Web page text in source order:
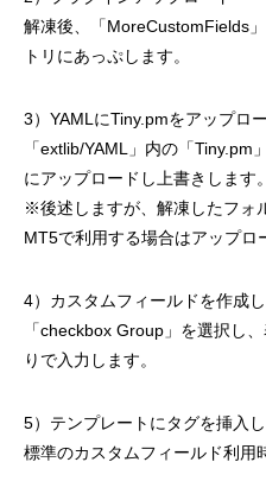
解凍後、「MoreCustomFields
トリにあっぷします。
3）YAMLにTiny.pmをアップロ
「extlib/YAML」内の「Tiny.pm
にアップロードし上書きします。
※後述しますが、解凍したフォ
MT5で利用する場合はアップロ
4）カスタムフィールドを作成し
「checkbox Group」を選択し
りで入力します。
5）テンプレートにタグを挿入し
標準のカスタムフィールド利用